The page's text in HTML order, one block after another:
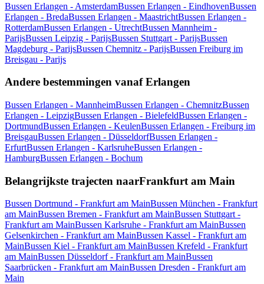
Bussen Erlangen - AmsterdamBussen Erlangen - EindhovenBussen
Erlangen - BredaBussen Erlangen - MaastrichtBussen Erlangen -
RotterdamBussen Erlangen - UtrechtBussen Mannheim -
ParijsBussen Leipzig - ParijsBussen Stuttgart - ParijsBussen
Magdeburg - ParijsBussen Chemnitz - ParijsBussen Freiburg im
Breisgau - Parijs
Andere bestemmingen vanaf Erlangen
Bussen Erlangen - MannheimBussen Erlangen - ChemnitzBussen
Erlangen - LeipzigBussen Erlangen - BielefeldBussen Erlangen -
DortmundBussen Erlangen - KeulenBussen Erlangen - Freiburg im
BreisgauBussen Erlangen - DüsseldorfBussen Erlangen -
ErfurtBussen Erlangen - KarlsruheBussen Erlangen -
HamburgBussen Erlangen - Bochum
Belangrijkste trajecten naarFrankfurt am Main
Bussen Dortmund - Frankfurt am MainBussen München - Frankfurt
am MainBussen Bremen - Frankfurt am MainBussen Stuttgart -
Frankfurt am MainBussen Karlsruhe - Frankfurt am MainBussen
Gelsenkirchen - Frankfurt am MainBussen Kassel - Frankfurt am
MainBussen Kiel - Frankfurt am MainBussen Krefeld - Frankfurt
am MainBussen Düsseldorf - Frankfurt am MainBussen
Saarbrücken - Frankfurt am MainBussen Dresden - Frankfurt am
Main